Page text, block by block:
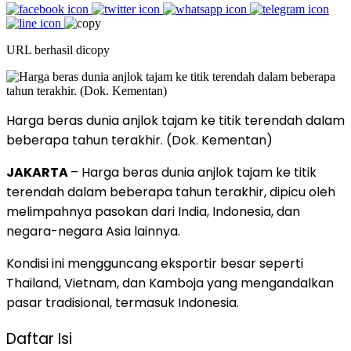
URL berhasil dicopy
Harga beras dunia anjlok tajam ke titik terendah dalam
beberapa tahun terakhir. (Dok. Kementan)
JAKARTA– Harga beras dunia anjlok tajam ke titik
terendah dalam beberapa tahun terakhir, dipicu oleh
melimpahnya pasokan dari India, Indonesia, dan
negara-negara Asia lainnya.
Kondisi ini mengguncang eksportir besar seperti
Thailand, Vietnam, dan Kamboja yang mengandalkan
pasar tradisional, termasuk Indonesia.
Daftar Isi